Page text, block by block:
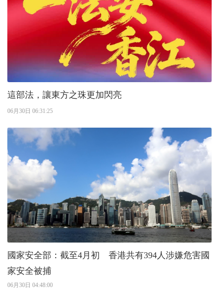
這部法，讓東方之珠更加閃亮
06月30日 06:31:25
國家安全部：截至4月初 香港共有394人涉嫌危害國
家安全被捕
06月30日 04:48:00